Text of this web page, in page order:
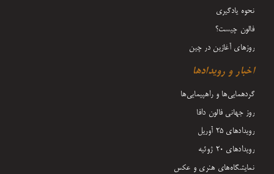
نحوه یادگیری
فالون چیست؟
روزهای آغازین در چین
اخبار و رویدادها
گردهمایی‌ها و راهپیمایی‌ها
روز جهانی فالون دافا
رویدادهای ۲۵ آوریل
رویدادهای ۲۰ ژوئیه
نمایشگاه‌های هنری و عکس